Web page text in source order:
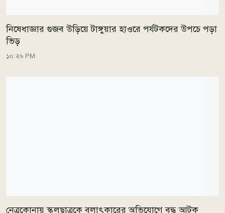
নিষেধাজ্ঞার গুজব উড়িয়ে টাঙ্গুয়ার হাওরে পর্যটকদের উপচে পড়া
ভিড়
১০:২৬ PM
নেত্রকোনায় স্কুলছাত্রকে বলাৎকারের অভিযোগে বৃদ্ধ আটক